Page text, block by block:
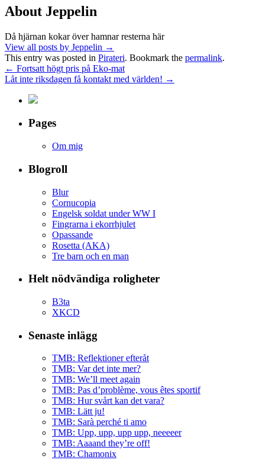
About Jeppelin
Då hjärnan kokar över hamnar resterna här
View all posts by Jeppelin →
This entry was posted in Pirateri. Bookmark the permalink.
← Fortsatt högt pris på Eko-mat
Låt inte riksdagen få kontakt med världen! →
Pages
Om mig
Blogroll
Blur
Cornucopia
Engelsk soldat under WW I
Fingrarna i ekorrhjulet
Opassande
Rosetta (AKA)
Tre barn och en man
Helt nödvändiga roligheter
B3ta
XKCD
Senaste inlägg
TMB: Reflektioner efteråt
TMB: Var det inte mer?
TMB: We’ll meet again
TMB: Pas d’problème, vous êtes sportif
TMB: Hur svårt kan det vara?
TMB: Lätt ju!
TMB: Sarà perché ti amo
TMB: Upp, upp, upp upp, neeeeer
TMB: Aaaand they’re off!
TMB: Chamonix